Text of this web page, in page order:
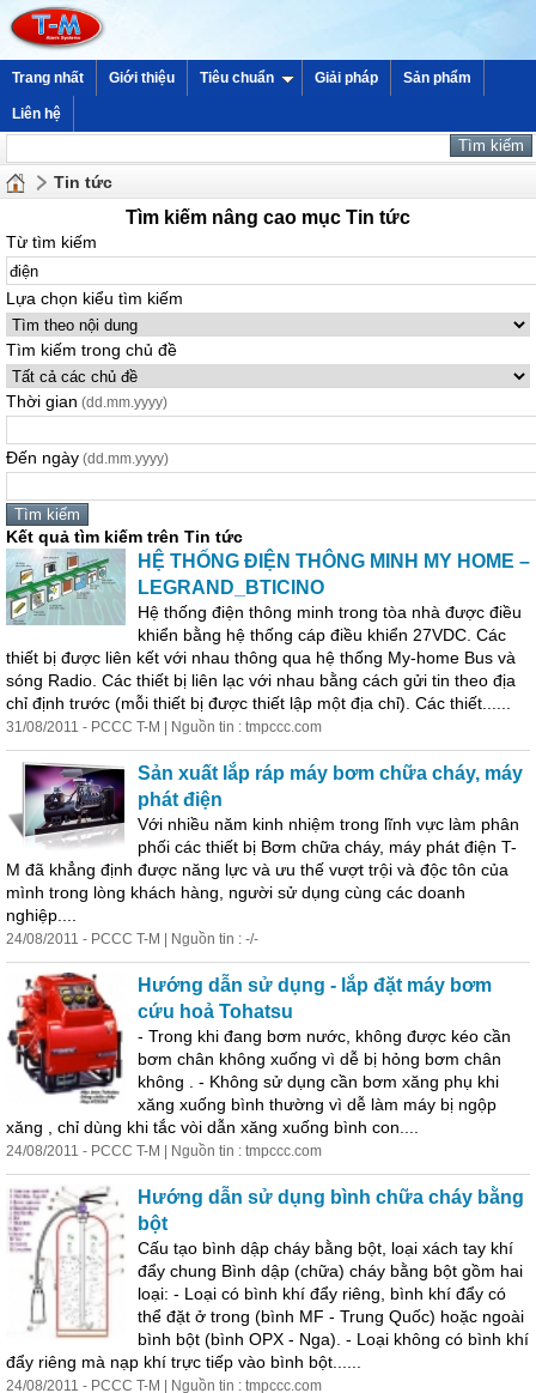
Trang nhất Giới thiệu Tiêu chuẩn Giải pháp Sản phẩm
Liên hệ
Tin tức
Tìm kiếm nâng cao mục Tin tức
Từ tìm kiếm
Lựa chọn kiểu tìm kiếm
Tìm kiếm trong chủ đề
Thời gian (dd.mm.yyyy)
Đến ngày (dd.mm.yyyy)
Kết quả tìm kiếm trên Tin tức
HỆ THỐNG ĐIỆN THÔNG MINH MY HOME –
LEGRAND_BTICINO
Hệ thống điện thông minh trong tòa nhà được điều
khiển bằng hệ thống cáp điều khiển 27VDC. Các
thiết bị được liên kết với nhau thông qua hệ thống My-home Bus và
sóng Radio. Các thiết bị liên lạc với nhau bằng cách gửi tin theo địa
chỉ định trước (mỗi thiết bị được thiết lập một địa chỉ). Các thiết......
31/08/2011 - PCCC T-M | Nguồn tin : tmpccc.com
Sản xuất lắp ráp máy bơm chữa cháy, máy
phát điện
Với nhiều năm kinh nhiệm trong lĩnh vực làm phân
phối các thiết bị Bơm chữa cháy, máy phát điện T-
M đã khẳng định được năng lực và ưu thế vượt trội và độc tôn của
mình trong lòng khách hàng, người sử dụng cùng các doanh
nghiệp....
24/08/2011 - PCCC T-M | Nguồn tin : -/-
Hướng dẫn sử dụng - lắp đặt máy bơm
cứu hoả Tohatsu
- Trong khi đang bơm nước, không được kéo cần
bơm chân không xuống vì dễ bị hỏng bơm chân
không . - Không sử dụng cần bơm xăng phụ khi
xăng xuống bình thường vì dễ làm máy bị ngộp
xăng , chỉ dùng khi tắc vòi dẫn xăng xuống bình con....
24/08/2011 - PCCC T-M | Nguồn tin : tmpccc.com
Hướng dẫn sử dụng bình chữa cháy bằng
bột
Cấu tạo bình dập cháy bằng bột, loại xách tay khí
đẩy chung Bình dập (chữa) cháy bằng bột gồm hai
loại: - Loại có bình khí đẩy riêng, bình khí đẩy có
thể đặt ở trong (bình MF - Trung Quốc) hoặc ngoài
bình bột (bình OPX - Nga). - Loại không có bình khí
đẩy riêng mà nạp khí trực tiếp vào bình bột......
24/08/2011 - PCCC T-M | Nguồn tin : tmpccc.com